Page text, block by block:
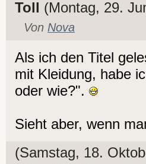
Toll (Montag, 29.
Von Nova
Als ich den Titel
mit Kleidung, habe
oder wie?".
Sieht aber, wenn
(Samstag, 18.